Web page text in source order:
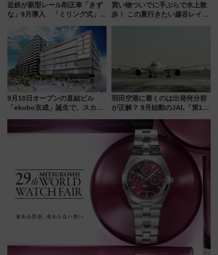
近鉄が新型レール削正車「きず
な」9月導入 「ミリング式」採
化！安全性や乗り心地の向上に
貢献するだけでなく、全線区で
活躍するための仕組みも
買い物ついでに手ぶらで水上散
歩！ この夏行きたい越谷レイク
9月10日オープンの直結ビル
「ekubo京成」誕生で、スカイ
ント情報も公開！
羽田空港に着くのは出発何分前
が正解？ 9月始動のJAL「第1タ
歩1キロ超え！ 知っておきたい
変更点まとめ